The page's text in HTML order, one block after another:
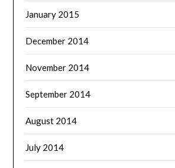
January 2015
December 2014
November 2014
September 2014
August 2014
July 2014